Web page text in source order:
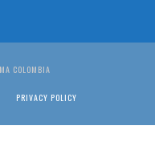
COLOMBIA
PRIVACY POLICY